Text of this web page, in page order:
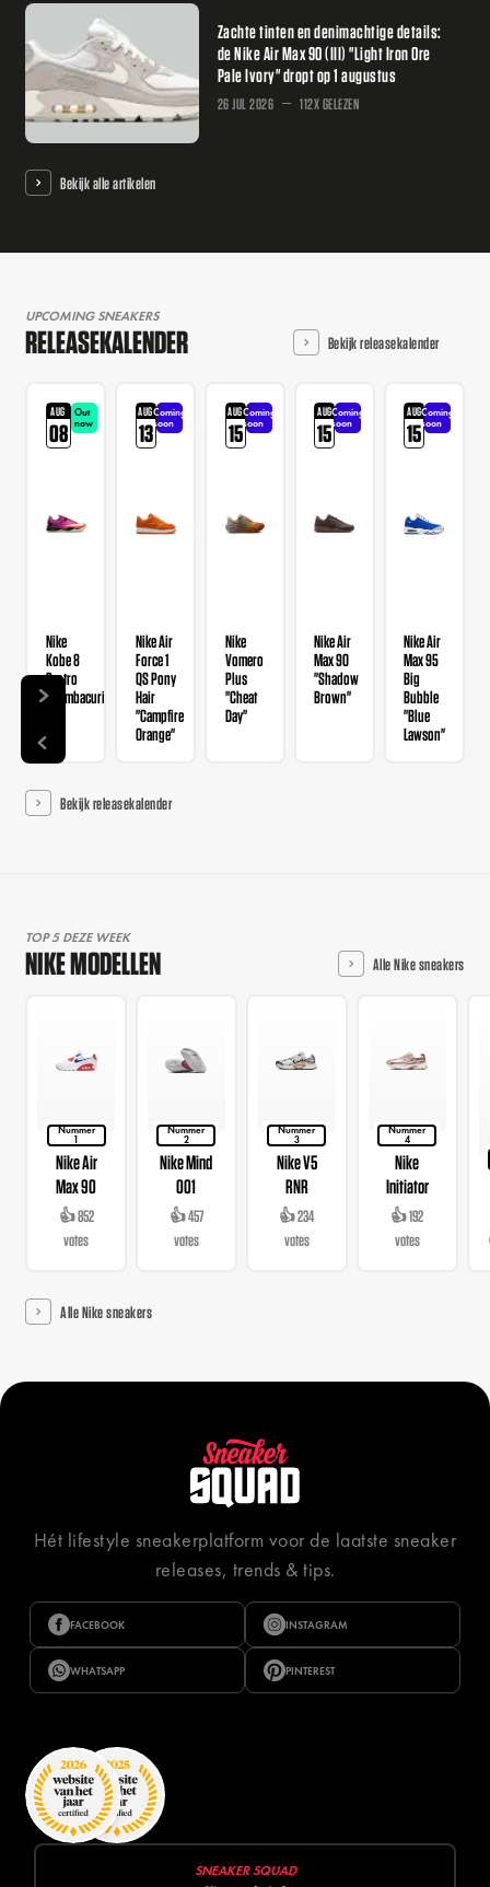
Zachte tinten en denimachtige details:
de Nike Air Max 90 (III) "Light Iron Ore
Pale Ivory" dropt op 1 augustus
26 JUL 2026 112X GELEZEN
Bekijk alle artikelen
UPCOMING SNEAKERS
RELEASEKALENDER Bekijk releasekalender
AUG
08
Out
now
Nike
Kobe 8
Protro
"Mambacurial"
AUG
13
Coming
soon
Nike Air
Force 1
QS Pony
Hair
"Campfire
Orange"
AUG
15
Coming
soon
Nike
Vomero
Plus
"Cheat
Day"
AUG
15
Coming
soon
Nike Air
Max 90
"Shadow
Brown"
AUG
15
Coming
soon
Nike Air
Max 95
Big
Bubble
"Blue
Lawson"
Bekijk releasekalender
TOP 5 DEZE WEEK
NIKE MODELLEN Alle Nike sneakers
Nummer
1
Nike Air
Max 90
👍 852
votes
Nummer
2
Nike Mind
001
👍 457
votes
Nummer
3
Nike V5
RNR
👍 234
votes
Nummer
4
Nike
Initiator
👍 192
votes
Alle Nike sneakers
Hét lifestyle sneakerplatform voor de laatste sneaker
releases, trends & tips.
FACEBOOK INSTAGRAM
WHATSAPP PINTEREST
SNEAKER SQUAD